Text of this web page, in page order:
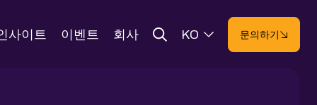
사이트 이벤트 회사 KO 문의하기